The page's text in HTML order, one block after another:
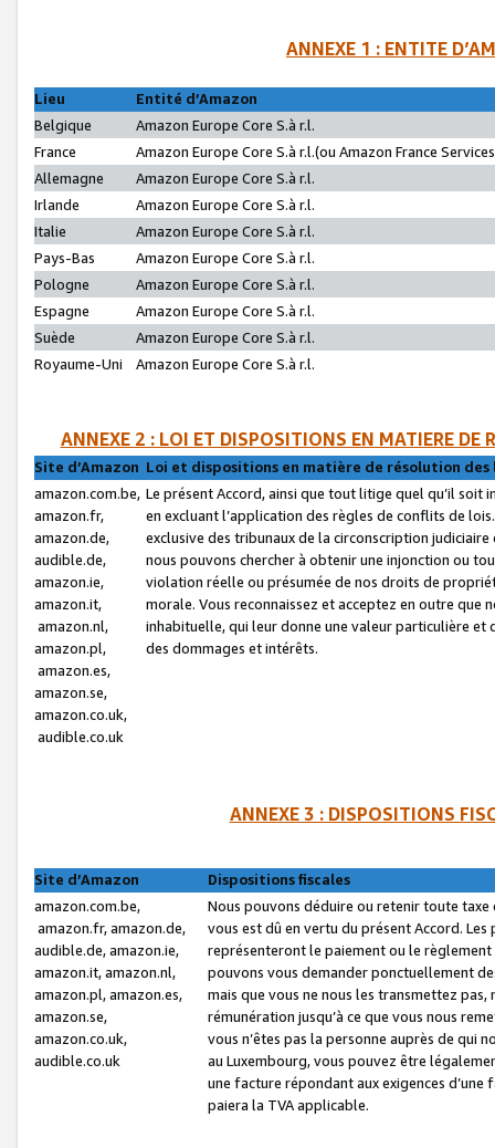
ANNEXE 1 : ENTITE
Lieu
Entité d’Amazon
Belgique
Amazon Europe Core S.à r.l.
France
Amazon Europe Core S.à r.l.(ou Amazon France
Allemagne
Amazon Europe Core S.à r.l.
Irlande
Amazon Europe Core S.à r.l.
Italie
Amazon Europe Core S.à r.l.
Pays-Bas
Amazon Europe Core S.à r.l.
Pologne
Amazon Europe Core S.à r.l.
Espagne
Amazon Europe Core S.à r.l.
Suède
Amazon Europe Core S.à r.l.
Royaume-Uni
Amazon Europe Core S.à r.l.
ANNEXE 2 : LOI ET DISPOSITIONS EN MATIERE DE
Site d’Amazon Loi et dispositions en matière de résolution
amazon.com.be,
amazon.fr,
amazon.de,
audible.de,
amazon.ie,
amazon.it,
amazon.nl,
amazon.pl,
amazon.es,
amazon.se,
amazon.co.uk,
audible.co.uk
Le présent Accord, ainsi que tout litige quel qu’il soit
en excluant l’application des règles de conflits de
exclusive des tribunaux de la circonscription
nous pouvons chercher à obtenir une injonction ou
violation réelle ou présumée de nos droits de
morale. Vous reconnaissez et acceptez en outre que
inhabituelle, qui leur donne une valeur particulière
des dommages et intérêts.
ANNEXE 3 : DISPOSITIONS
Site d’Amazon
Dispositions fiscales
amazon.com.be,
amazon.fr, amazon.de,
audible.de, amazon.ie,
amazon.it, amazon.nl,
amazon.pl, amazon.es,
amazon.se,
amazon.co.uk,
audible.co.uk
Nous pouvons déduire ou retenir toute
vous est dû en vertu du présent Accord.
représenteront le paiement ou le
pouvons vous demander ponctuellement
mais que vous ne nous les transmettez
rémunération jusqu’à ce que vous nous
vous n’êtes pas la personne auprès de qui
au Luxembourg, vous pouvez être
une facture répondant aux exigences
paiera la TVA applicable.